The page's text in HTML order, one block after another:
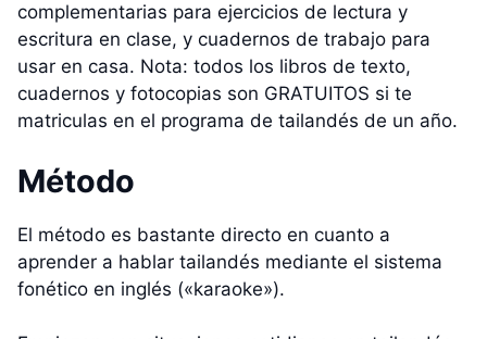
complementarias para ejercicios de lectura y
escritura en clase, y cuadernos de trabajo para
usar en casa. Nota: todos los libros de texto,
cuadernos y fotocopias son GRATUITOS si te
matriculas en el programa de tailandés de un año.
Método
El método es bastante directo en cuanto a
aprender a hablar tailandés mediante el sistema
fonético en inglés («karaoke»).